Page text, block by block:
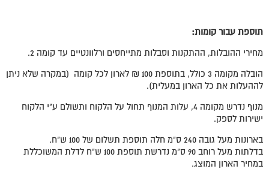
תוספת עבור קומות:
מחירי ההובלות, ההתקנות וסבלות מתייחסים ורלוונטיים עד קומה 2.
הובלה מקומה 3 כולל, בתוספת 100 ₪ לארון לכל קומה (במקרה שלא ניתן
לההעלות את כל הארון במעלית).
מנוף נדרש מקומה 4, עלות המנוף תחול על הלקוח ותשולם ע"י הלקוח
ישירות לספק.
בארונות מעל גובה 240 ס"מ חלה תוספת תשלום של 100 ש"ח.
בדלתות מעל רוחב 90 ס"מ נדרשת תוספת 100 ש"ח לדלת המשוכללת
במחיר הארון המוצג.